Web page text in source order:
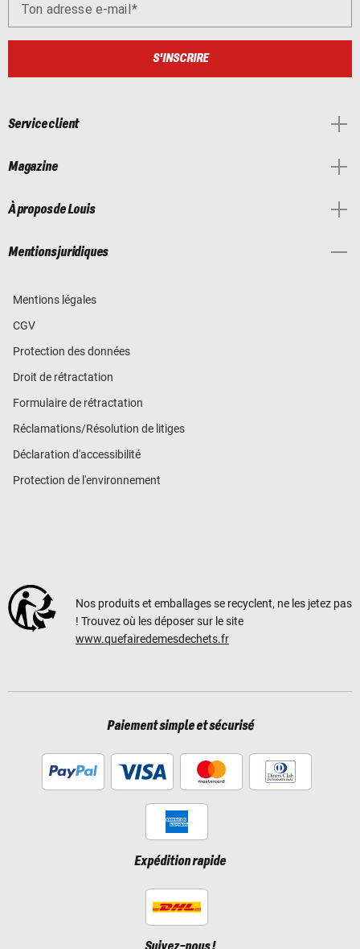
Ton adresse e-mail
S'INSCRIRE
Service client
Magazine
À propos de Louis
Mentions juridiques
Mentions légales
CGV
Protection des données
Droit de rétractation
Formulaire de rétractation
Réclamations/Résolution de litiges
Déclaration d'accessibilité
Protection de l'environnement
Nos produits et emballages se recyclent, ne les jetez pas
! Trouvez où les déposer sur le site
www.quefairedemesdechets.fr
Paiement simple et sécurisé
Expédition rapide